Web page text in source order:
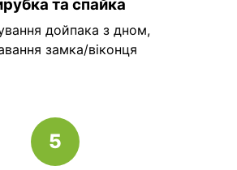
та спайка
дойпака з дном,
замка/віконця
5